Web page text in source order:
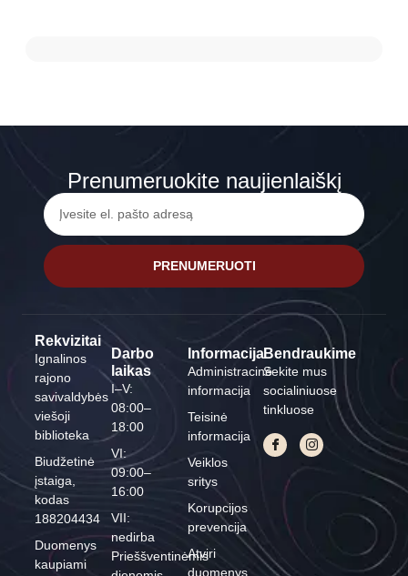
Prenumeruokite naujienlaiškį
PRENUMERUOTI
Rekvizitai
Ignalinos
rajono
savivaldybės
viešoji
biblioteka
Biudžetinė
įstaiga,
kodas
188204434
Duomenys
kaupiami
Darbo
laikas
I–V:
08:00–
18:00
VI:
09:00–
16:00
VII:
nedirba
Prieššventinėmis
Informacija
Administracinė
informacija
Teisinė
informacija
Veiklos
sritys
Korupcijos
prevencija
Atviri
duomenys
Bendraukime
Sekite mus
socialiniuose
tinkluose